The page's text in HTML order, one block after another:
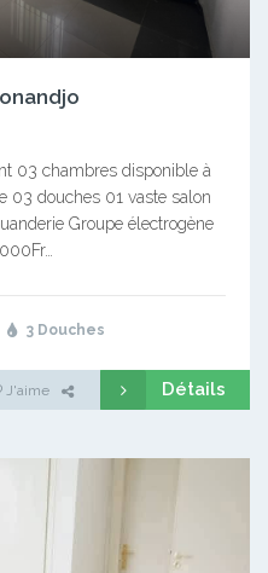
03 chambres disponible à
03 douches 01 vaste salon
Groupe électrogène
3 Douches
J'aime Détails